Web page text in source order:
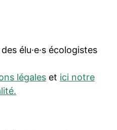
élu·e·s écologistes
légales et ici notre